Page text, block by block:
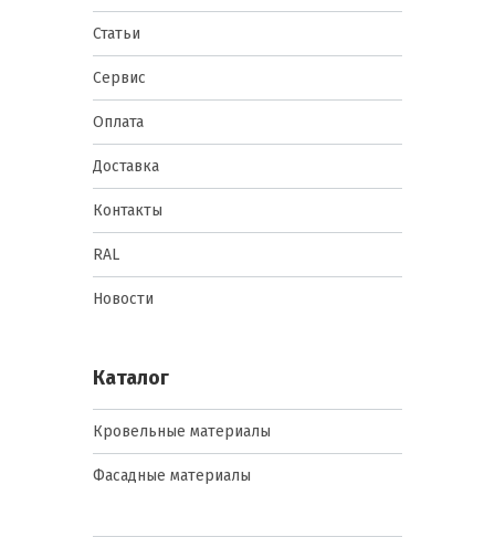
Статьи
Сервис
Оплата
Доставка
Контакты
RAL
Новости
Каталог
Кровельные материалы
Фасадные материалы